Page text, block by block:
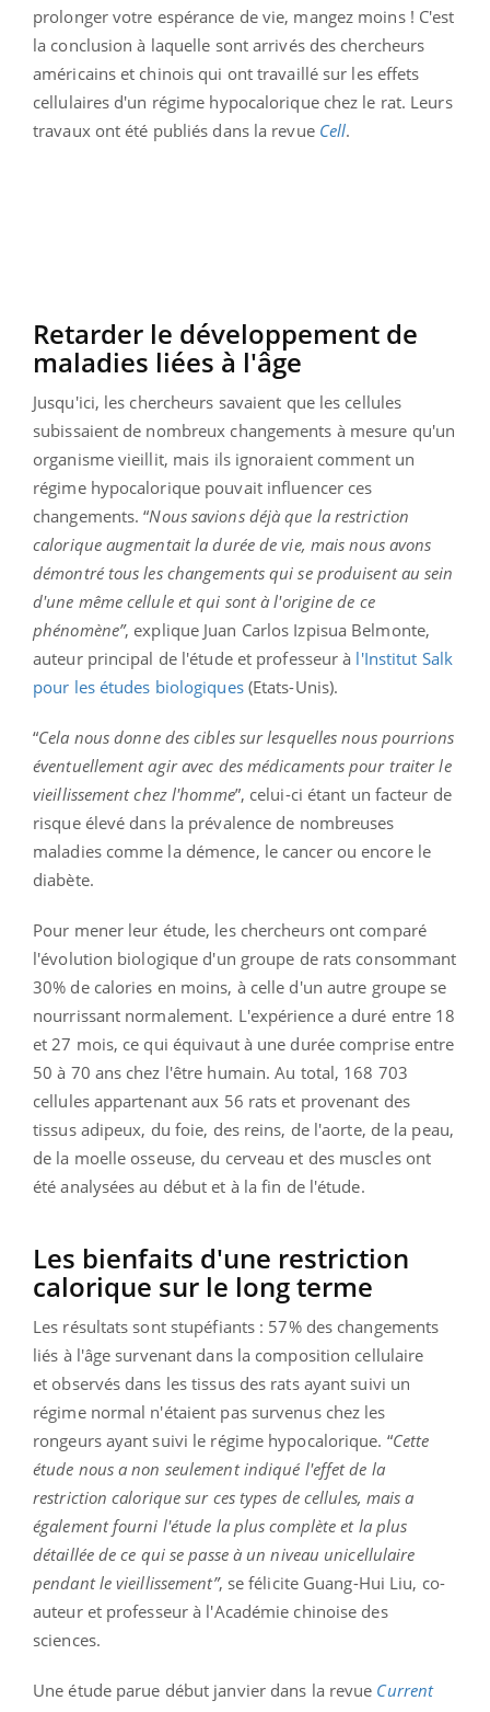
prolonger votre espérance de vie, mangez moins ! C'est
la conclusion à laquelle sont arrivés des chercheurs
américains et chinois qui ont travaillé sur les effets
cellulaires d'un régime hypocalorique chez le rat. Leurs
travaux ont été publiés dans la revue Cell.
Retarder le développement de
maladies liées à l'âge
Jusqu'ici, les chercheurs savaient que les cellules
subissaient de nombreux changements à mesure qu'un
organisme vieillit, mais ils ignoraient comment un
régime hypocalorique pouvait influencer ces
changements. “Nous savions déjà que la restriction
calorique augmentait la durée de vie, mais nous avons
démontré tous les changements qui se produisent au sein
d'une même cellule et qui sont à l'origine de ce
phénomène”, explique Juan Carlos Izpisua Belmonte,
auteur principal de l'étude et professeur à l'Institut Salk
pour les études biologiques(Etats-Unis).
“Cela nous donne des cibles sur lesquelles nous pourrions
éventuellement agir avec des médicaments pour traiter le
vieillissement chez l'homme”, celui-ci étant un facteur de
risque élevé dans la prévalence de nombreuses
maladies comme la démence, le cancer ou encore le
diabète.
Pour mener leur étude, les chercheurs ont comparé
l'évolution biologique d'un groupe de rats consommant
30% de calories en moins, à celle d'un autre groupe se
nourrissant normalement. L'expérience a duré entre 18
et 27 mois, ce qui équivaut à une durée comprise entre
50 à 70 ans chez l'être humain. Au total, 168 703
cellules appartenant aux 56 rats et provenant des
tissus adipeux, du foie, des reins, de l'aorte, de la peau,
de la moelle osseuse, du cerveau et des muscles ont
été analysées au début et à la fin de l'étude.
Les bienfaits d'une restriction
calorique sur le long terme
Les résultats sont stupéfiants : 57% des changements
liés à l'âge survenant dans la composition cellulaire
et observés dans les tissus des rats ayant suivi un
régime normal n'étaient pas survenus chez les
rongeurs ayant suivi le régime hypocalorique. “Cette
étude nous a non seulement indiqué l'effet de la
restriction calorique sur ces types de cellules, mais a
également fourni l'étude la plus complète et la plus
détaillée de ce qui se passe à un niveau unicellulaire
pendant le vieillissement”, se félicite Guang-Hui Liu, co-
auteur et professeur à l'Académie chinoise des
sciences.
Une étude parue début janvier dans la revue Current